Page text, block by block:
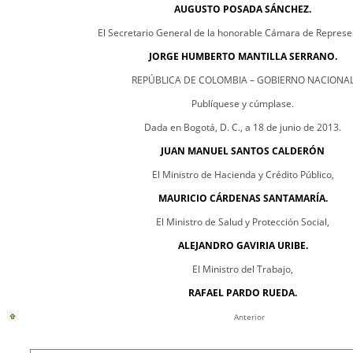
AUGUSTO POSADA SÁNCHEZ.
El Secretario General de la honorable Cámara de
JORGE HUMBERTO MANTILLA SERRANO.
REPÚBLICA DE COLOMBIA – GOBIERNO
Publíquese y cúmplase.
Dada en Bogotá, D. C., a 18 de junio de 2013.
JUAN MANUEL SANTOS CALDERÓN
El Ministro de Hacienda y Crédito Público,
MAURICIO CÁRDENAS SANTAMARÍA.
El Ministro de Salud y Protección Social,
ALEJANDRO GAVIRIA URIBE.
El Ministro del Trabajo,
RAFAEL PARDO RUEDA.
Anterior